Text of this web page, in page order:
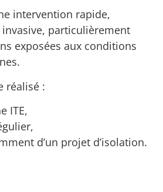
intervention rapide,
particulièrement
exposées aux conditions
réalisé :
ITE,
d’un projet d’isolation.